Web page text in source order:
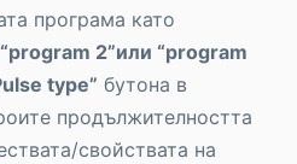
програма като
2”или “program
type” бутона в
продължителността
свойствата на